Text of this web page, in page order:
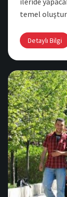
temel
Detaylı Bilgi